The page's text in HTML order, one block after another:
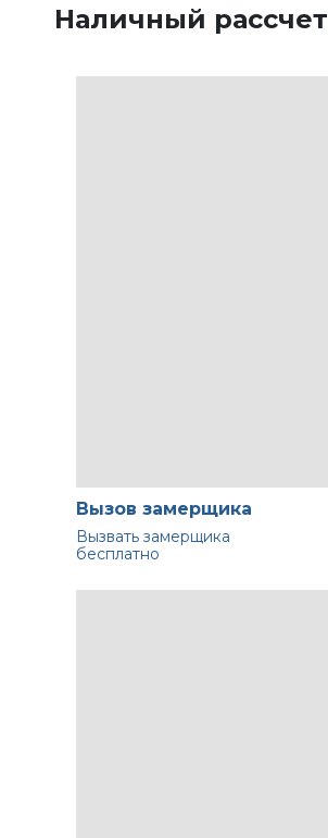
Наличный рассчет
Вызов замерщика
Вызвать замерщика
бесплатно